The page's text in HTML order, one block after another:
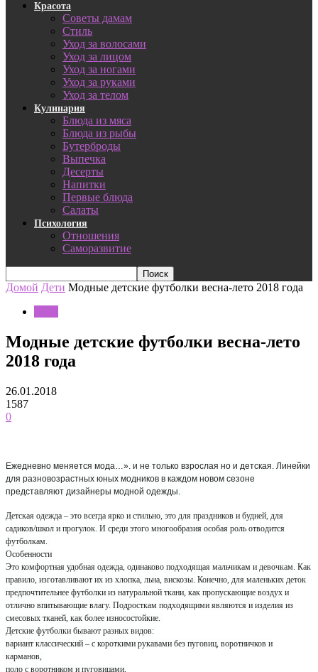
Красота
Советы дамам
Стиль
Уход за волосами
Уход за лицом
Уход за ногами
Уход за руками
Уход за телом
Кулинария
Блюда из мяса
Блюда из рыбы
Бутерброды
Выпечка
Десерты
Напитки
Первые блюда
Салаты
Психология
Отношения
Саморазвитие
Домой Дети Модные детские футболки весна-лето 2018 года
Модные детские футболки весна-лето
2018 года
26.01.2018
1587
0
Ежедневно меняется мода…». и не только взрослая но и детская. Линейки
для разновозрастных юных модников в каждом новом сезоне
представляют дизайнеры модной одежды.
Детская одежда – это всегда ярко и стильно, это для праздников и будней, для
садиков/школ и прогулок. И среди этого многообразия особая роль отводится
футболкам.
Особенности
Это комфортная удобная одежда, одинаково подходящая мальчикам и девочкам. Как
правило, изготавливают их из хлопка, льна, вискозы. Конечно, для маленьких деток
предпочтительнее футболки из натуральной ткани, как пропускающие воздух и
отлично впитывающие влагу. Подросткам подходящими являются и изделия из
смесовых тканей, как более износостойкие.
Детские футболки бывают разных видов:
вариант классический – с короткими рукавами без пуговиц, воротничков и
карманов,
поло с воротником и пуговицами,